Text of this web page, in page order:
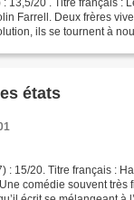
13,5/20 . Titre français :
Farrell. Deux frères
ils se tournent à
états
: 15/20. Titre français :
comédie souvent très